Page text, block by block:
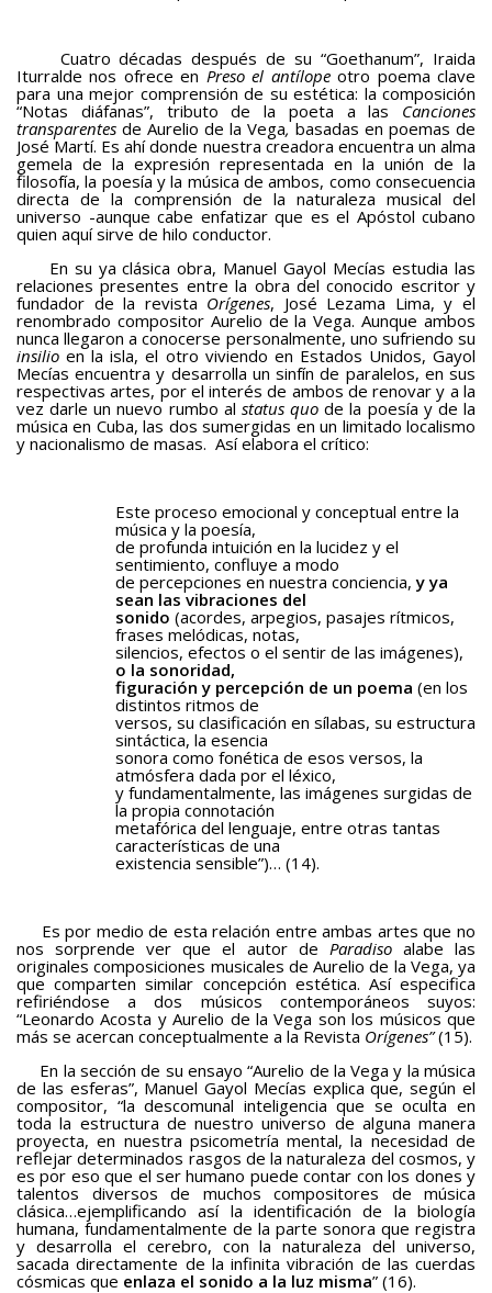
Cuatro décadas después de su “Goethanum”, Iraida
Iturralde nos ofrece en Preso el antílopeotro poema clave
para una mejor comprensión de su estética: la composición
“Notas diáfanas”, tributo de la poeta a las Canciones
transparentes de Aurelio de la Vega, basadas en poemas de
José Martí. Es ahí donde nuestra creadora encuentra un alma
gemela de la expresión representada en la unión de la
filosofía, la poesía y la música de ambos, como consecuencia
directa de la comprensión de la naturaleza musical del
universo -aunque cabe enfatizar que es el Apóstol cubano
quien aquí sirve de hilo conductor.
En su ya clásica obra, Manuel Gayol Mecías estudia las
relaciones presentes entre la obra del conocido escritor y
fundador de la revista Orígenes, José Lezama Lima, y el
renombrado compositor Aurelio de la Vega. Aunque ambos
nunca llegaron a conocerse personalmente, uno sufriendo su
insilioen la isla, el otro viviendo en Estados Unidos, Gayol
Mecías encuentra y desarrolla un sinfín de paralelos, en sus
respectivas artes, por el interés de ambos de renovar y a la
vez darle un nuevo rumbo al status quo de la poesía y de la
música en Cuba, las dos sumergidas en un limitado localismo
y nacionalismo de masas. Así elabora el crítico:
Este proceso emocional y conceptual entre la
música y la poesía,
de profunda intuición en la lucidez y el
sentimiento, confluye a modo
de percepciones en nuestra conciencia,y ya
sean las vibraciones del
sonido (acordes, arpegios, pasajes rítmicos,
frases melódicas, notas,
silencios, efectos o el sentir de las imágenes),
o la sonoridad,
figuración y percepción de un poema (en los
distintos ritmos de
versos, su clasificación en sílabas, su estructura
sintáctica, la esencia
sonora como fonética de esos versos, la
atmósfera dada por el léxico,
y fundamentalmente, las imágenes surgidas de
la propia connotación
metafórica del lenguaje, entre otras tantas
características de una
existencia sensible”)… (14).
Es por medio de esta relación entre ambas artes que no
nos sorprende ver que el autor de Paradiso alabe las
originales composiciones musicales de Aurelio de la Vega, ya
que comparten similar concepción estética. Así especifica
refiriéndose a dos músicos contemporáneos suyos:
“Leonardo Acosta y Aurelio de la Vega son los músicos que
más se acercan conceptualmente a la Revista Orígenes”(15).
En la sección de su ensayo “Aurelio de la Vega y la música
de las esferas”, Manuel Gayol Mecías explica que, según el
compositor, “la descomunal inteligencia que se oculta en
toda la estructura de nuestro universo de alguna manera
proyecta, en nuestra psicometría mental, la necesidad de
reflejar determinados rasgos de la naturaleza del cosmos, y
es por eso que el ser humano puede contar con los dones y
talentos diversos de muchos compositores de música
clásica…ejemplificando así la identificación de la biología
humana, fundamentalmente de la parte sonora que registra
y desarrolla el cerebro, con la naturaleza del universo,
sacada directamente de la infinita vibración de las cuerdas
cósmicas que enlaza el sonido a la luz misma” (16).